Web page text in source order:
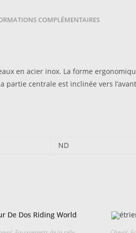
COMPLÉMENTAIRES
en acier inox. La forme
centrale est inclinée vers
ND